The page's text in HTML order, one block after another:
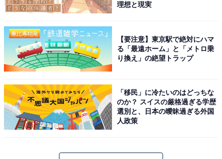
理想と現実
【要注意】東京駅で絶対にハマ
る「最遠ホーム」と「メトロ乗
り換え」の絶望トラップ
「移民」に冷たいのはどっちな
のか？ スイスの厳格過ぎる学歴
選別と、日本の曖昧過ぎる外国
人政策